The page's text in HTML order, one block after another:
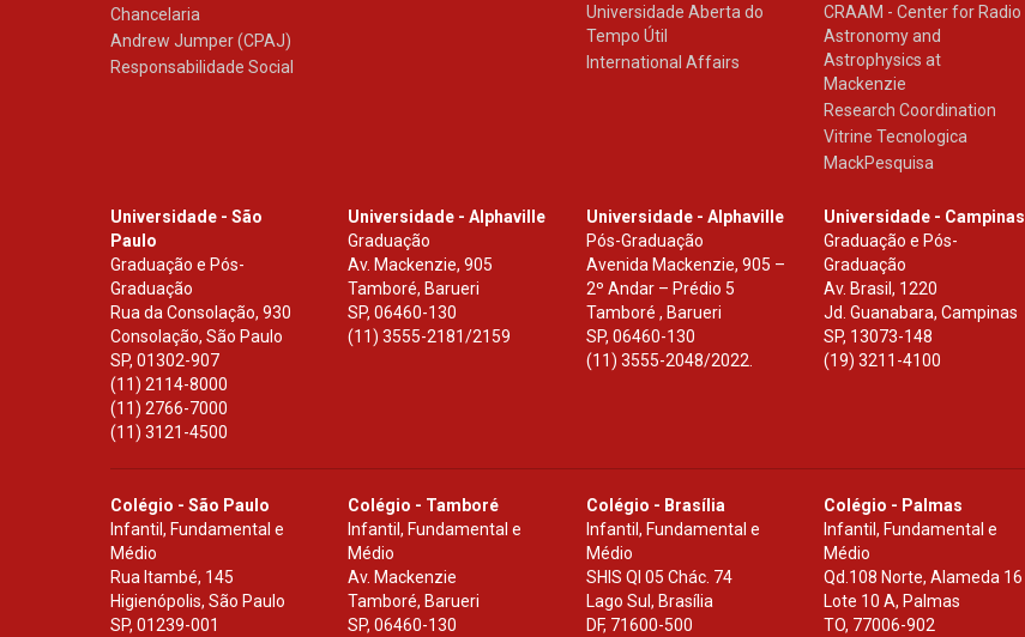
Chancelaria
Andrew Jumper (CPAJ)
Responsabilidade Social
Universidade Aberta do
Tempo Útil
International Affairs
CRAAM - Center for Radio
Astronomy and
Astrophysics at
Mackenzie
Research Coordination
Vitrine Tecnologica
MackPesquisa
Universidade - São
Paulo
Graduação e Pós-
Graduação
Rua da Consolação, 930
Consolação, São Paulo
SP, 01302-907
(11) 2114-8000
(11) 2766-7000
(11) 3121-4500
Universidade - Alphaville
Graduação
Av. Mackenzie, 905
Tamboré, Barueri
SP,06460-130
(11) 3555-2181/2159
Universidade - Alphaville
Pós-Graduação
Avenida Mackenzie, 905 –
2º Andar – Prédio 5
Tamboré , Barueri
SP, 06460-130
(11) 3555-2048/2022.
Universidade - Campinas
Graduação e Pós-
Graduação
Av. Brasil, 1220
Jd. Guanabara, Campinas
SP, 13073-148
(19) 3211-4100
Colégio - São Paulo
Infantil, Fundamental e
Médio
Rua Itambé, 145
Higienópolis, São Paulo
SP, 01239-001
Colégio - Tamboré
Infantil, Fundamental e
Médio
Av. Mackenzie
Tamboré, Barueri
SP,06460-130
Colégio - Brasília
Infantil, Fundamental e
Médio
SHIS Ql 05 Chác. 74
Lago Sul, Brasília
DF, 71600-500
Colégio - Palmas
Infantil, Fundamental e
Médio
Qd.108 Norte, Alameda 16
Lote 10 A, Palmas
TO, 77006-902